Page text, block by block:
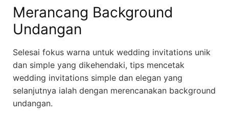
Merancang Background
Undangan
Selesai fokus warna untuk wedding invitations unik
dan simple yang dikehendaki, tips mencetak
wedding invitations simple dan elegan yang
selanjutnya ialah dengan merencanakan background
undangan.